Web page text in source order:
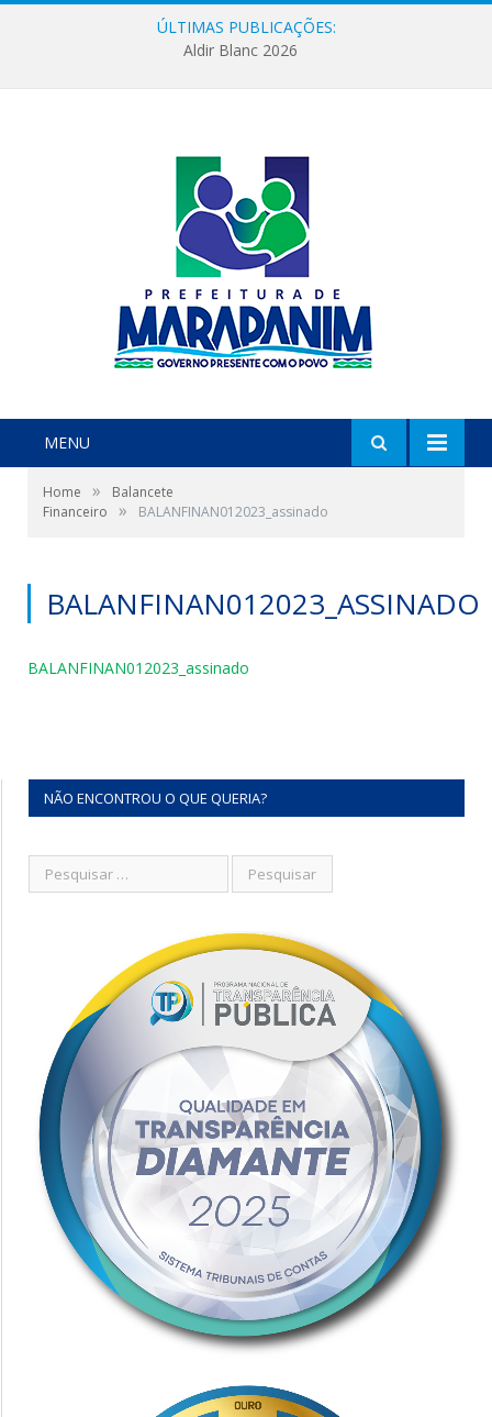
ÚLTIMAS PUBLICAÇÕES:
Aldir Blanc 2026
MENU
Home »
Balancete
Financeiro
» BALANFINAN012023_assinado
BALANFINAN012023_ASSINADO
BALANFINAN012023_assinado
NÃO ENCONTROU O QUE QUERIA?